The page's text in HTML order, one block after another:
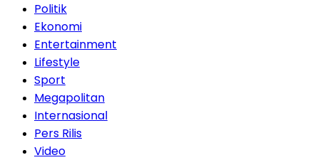
Politik
Ekonomi
Entertainment
Lifestyle
Sport
Megapolitan
Internasional
Pers Rilis
Video